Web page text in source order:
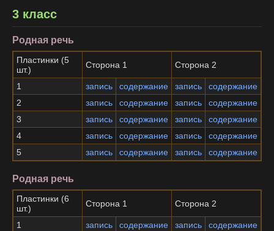
3 класс
Родная речь
Пластинки (5
шт.)
Сторона 1 Сторона 2
1 запись содержание запись
содержание
2
запись содержание запись
содержание
3
запись содержание запись
содержание
4
запись содержание запись
содержание
5
запись содержание запись содержание
Родная речь
Пластинки (6
шт.)
Сторона 1 Сторона 2
1 запись содержание запись
содержание